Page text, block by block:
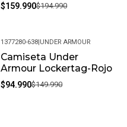
$159.990$194.990
-37%
1377280-638|UNDER ARMOUR
Camiseta Under
Armour Lockertag-Rojo
$94.990$149.990